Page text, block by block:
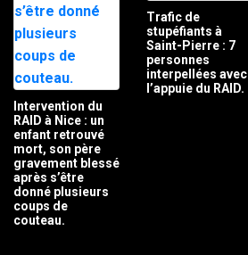
Intervention du
RAID à Nice : un
enfant retrouvé
mort, son père
gravement blessé
après s’être
donné plusieurs
coups de
couteau.
Trafic de
stupéfiants à
Saint-Pierre : 7
personnes
interpellées avec
l’appuie du RAID.